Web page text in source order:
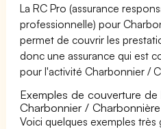
La RC Pro (assurance
professionnelle) pour
permet de couvrir les
donc une assurance qui est
pour l'activité Charbonnier /
Exemples de couverture
Charbonnier /
Voici quelques exemples